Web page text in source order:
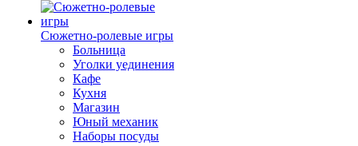
Сюжетно-ролевые игры
Больница
Уголки уединения
Кафе
Кухня
Магазин
Юный механик
Наборы посуды